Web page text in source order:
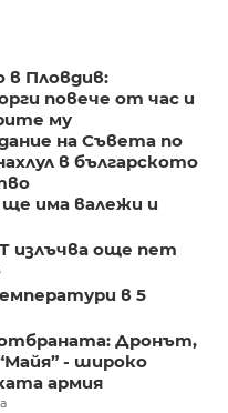
Пловдив:
повече от час и
му
на Съвета по
в българското
има валежи и
излъчва още пет
в 5
Дронът,
- широко
армия